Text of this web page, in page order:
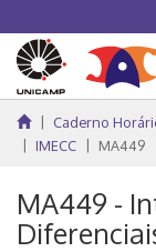
Caderno
IMECC
MA449
MA449 -